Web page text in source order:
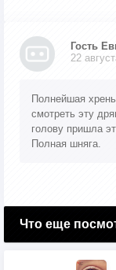
Гость
22
Полнейшая
смотреть эту
голову пришла
Полная шняга.
Что еще